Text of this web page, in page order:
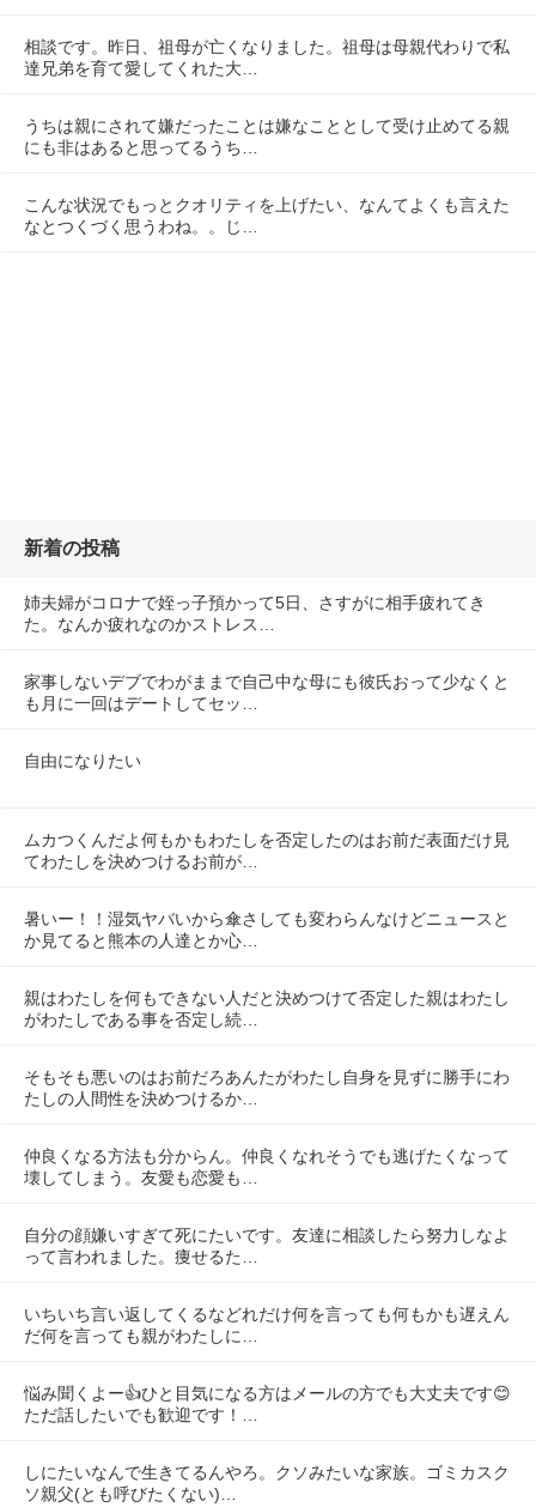
相談です。昨日、祖母が亡くなりました。祖母は母親代わりで私
達兄弟を育て愛してくれた大…
うちは親にされて嫌だったことは嫌なこととして受け止めてる親
にも非はあると思ってるうち…
こんな状況でもっとクオリティを上げたい、なんてよくも言えた
なとつくづく思うわね。。じ…
新着の投稿
姉夫婦がコロナで姪っ子預かって5日、さすがに相手疲れてき
た。なんか疲れなのかストレス…
家事しないデブでわがままで自己中な母にも彼氏おって少なくと
も月に一回はデートしてセッ…
自由になりたい
ムカつくんだよ何もかもわたしを否定したのはお前だ表面だけ見
てわたしを決めつけるお前が…
暑いー！！湿気ヤバいから傘さしても変わらんなけどニュースと
か見てると熊本の人達とか心…
親はわたしを何もできない人だと決めつけて否定した親はわたし
がわたしである事を否定し続…
そもそも悪いのはお前だろあんたがわたし自身を見ずに勝手にわ
たしの人間性を決めつけるか…
仲良くなる方法も分からん。仲良くなれそうでも逃げたくなって
壊してしまう。友愛も恋愛も…
自分の顔嫌いすぎて死にたいです。友達に相談したら努力しなよ
って言われました。痩せるた…
いちいち言い返してくるなどれだけ何を言っても何もかも遅えん
だ何を言っても親がわたしに…
悩み聞くよー👍ひと目気になる方はメールの方でも大丈夫です😊
ただ話したいでも歓迎です！…
しにたいなんで生きてるんやろ。クソみたいな家族。ゴミカスク
ソ親父(とも呼びたくない)…